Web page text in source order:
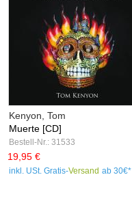
Kenyon, Tom
Muerte [CD]
Bestell-Nr.: 31533
19,95 €
inkl. USt. Gratis-Versand ab 30€*